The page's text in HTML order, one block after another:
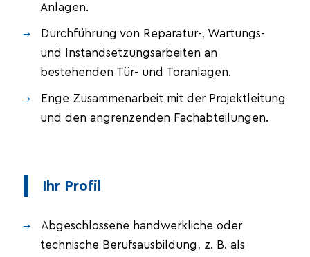
Anlagen.
Durchführung von Reparatur-, Wartungs-
und Instandsetzungsarbeiten an
bestehenden Tür- und Toranlagen.
Enge Zusammenarbeit mit der Projektleitung
und den angrenzenden Fachabteilungen.
Ihr Profil
Abgeschlossene handwerkliche oder
technische Berufsausbildung, z. B. als